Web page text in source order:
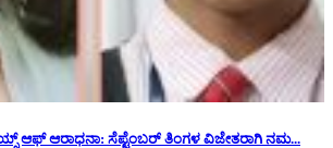
ಆಫ್ ಆರಾಧನಾ: ಸೆಪ್ಟೆಂಬರ್‌ ತಿಂಗಳ ವಿಜೇತರಾಗಿ ನಮ...